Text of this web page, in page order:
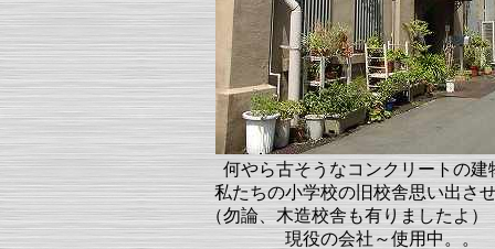
何やら古そうなコンクリートの建
私たちの小学校の旧校舎思い出さ
（勿論、木造校舎も有りましたよ
現役の会社～使用中。。